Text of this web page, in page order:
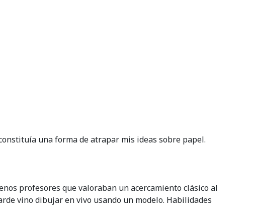
una forma de atrapar mis ideas sobre papel.
profesores que valoraban un acercamiento clásico al
vino dibujar en vivo usando un modelo. Habilidades